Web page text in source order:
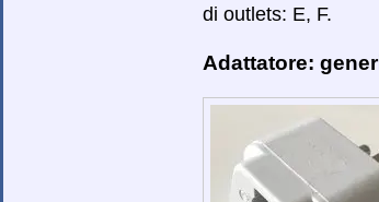
di outlets: E, F.
Adattatore: